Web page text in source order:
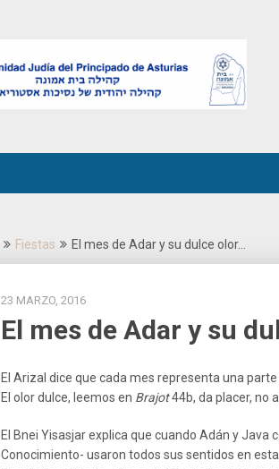
Fiestas El mes de Adar y su dulce olor…
23 MARZO, 2016
El mes de Adar y su
El Arizal dice que cada mes representa una
El olor dulce, leemos en Brajot44b, da placer, no
El Bnei Yisasjar explica que cuando Adán y Java
Conocimiento- usaron todos sus sentidos en esta